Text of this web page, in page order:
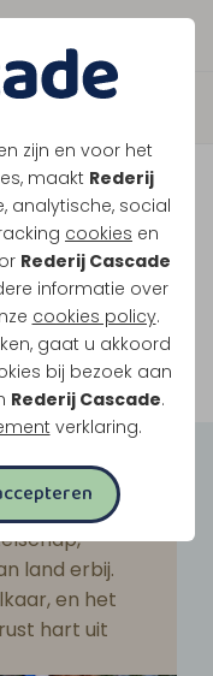
zijn en voor het
maakt Rederij
analytische, social
cookies en
Rederij Cascade
informatie over
cookies policy.
gaat u akkoord
bij bezoek aan
Rederij Cascade.
verklaring.
de
gaan
door.
land erbij.
en het
hart uit